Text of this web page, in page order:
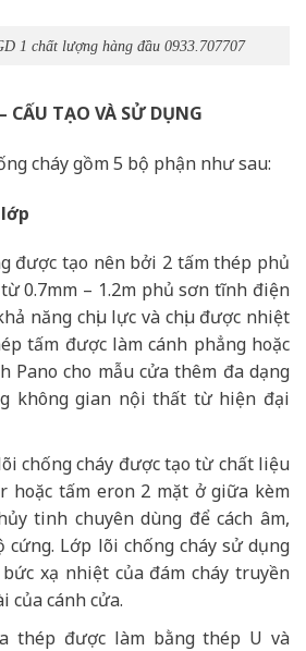
1 chất lượng hàng đầu 0933.707707
– CẤU TẠO VÀ SỬ DỤNG
cháy gồm 5 bộ phận như sau:
được tạo nên bởi 2 tấm thép phủ
0.7mm – 1.2m phủ sơn tĩnh điện
năng chịu lực và chịu được nhiệt
tấm được làm cánh phẳng hoặc
Pano cho mẫu cửa thêm đa dạng
không gian nội thất từ hiện đại
chống cháy được tạo từ chất liệu
hoặc tấm eron 2 mặt ở giữa kèm
tinh chuyên dùng để cách âm,
cứng. Lớp lõi chống cháy sử dụng
xạ nhiệt của đám cháy truyền
của cánh cửa.
thép được làm bằng thép U và